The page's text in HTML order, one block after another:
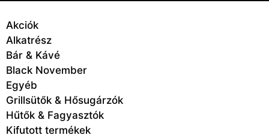
Akciók
Alkatrész
Bár & Kávé
Black November
Egyéb
Grillsütők & Hősugárzók
Hűtők & Fagyasztók
Kifutott termékek